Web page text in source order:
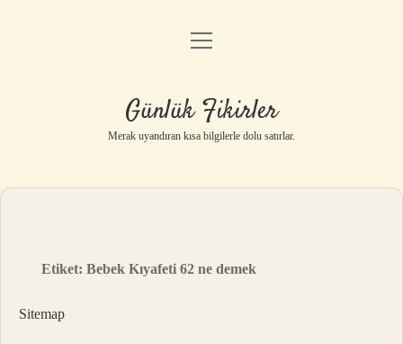
Anasayfa
Yasal Uyarı
menüyü
Günlük Fikirler
Merak uyandıran kısa bilgilerle dolu satırlar.
Etiket:Bebek Kıyafeti 62 ne demek
Sitemap